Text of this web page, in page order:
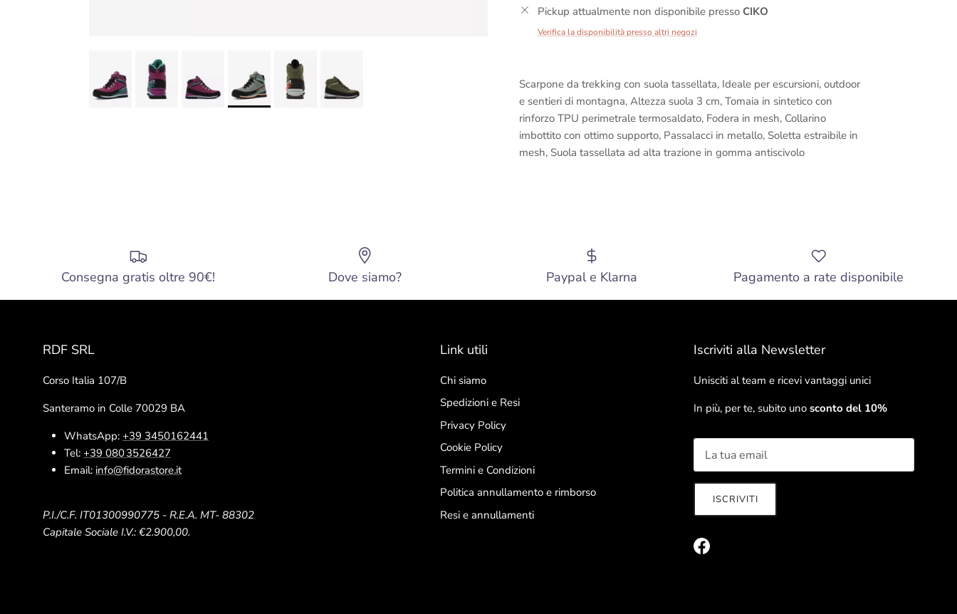
Pickup attualmente non disponibile presso CIKO
Verifica la disponibilità presso altri negozi
Scarpone da trekking con suola tassellata, Ideale per escursioni, outdoor
e sentieri di montagna, Altezza suola 3 cm, Tomaia in sintetico con
rinforzo TPU perimetrale termosaldato, Fodera in mesh, Collarino
imbottito con ottimo supporto, Passalacci in metallo, Soletta estraibile in
mesh, Suola tassellata ad alta trazione in gomma antiscivolo
Consegna gratis oltre 90€! Dove siamo? Paypal e Klarna Pagamento a rate disponibile
RDF SRL
Corso Italia 107/B
Santeramo in Colle 70029 BA
WhatsApp: +39 3450162441
Tel: +39 080 3526427
Email: info@fidorastore.it
P.I./C.F. IT01300990775 - R.E.A. MT- 88302
Capitale Sociale I.V.: €2.900,00.
Link utili
Chi siamo
Spedizioni e Resi
Privacy Policy
Cookie Policy
Termini e Condizioni
Politica annullamento e rimborso
Resi e annullamenti
Iscriviti alla Newsletter
Unisciti al team e ricevi vantaggi unici
In più, per te, subito uno sconto del 10%
ISCRIVITI
Facebook
Resta aggiornato sulle ultime novità e ricevi vantaggi unici!